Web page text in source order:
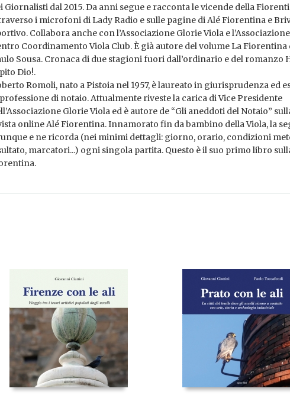
Giornalisti dal 2015. Da anni segue e racconta le vicende della
i microfoni di Lady Radio e sulle pagine di Alé Fiorentina e
Collabora anche con l’Associazione Glorie Viola e l’Associazione
Coordinamento Viola Club. È già autore del volume La Fiorentina
Sousa. Cronaca di due stagioni fuori dall’ordinario e del romanzo
Dio!.
Romoli, nato a Pistoia nel 1957, è laureato in giurisprudenza ed
di notaio. Attualmente riveste la carica di Vice Presidente
Glorie Viola ed è autore de “Gli aneddoti del Notaio”
online Alé Fiorentina. Innamorato fin da bambino della Viola, la
e ne ricorda (nei minimi dettagli: giorno, orario, condizioni
marcatori...) ogni singola partita. Questo è il suo primo libro